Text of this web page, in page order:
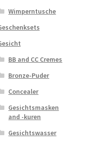
Wimperntusche
BB and CC Cremes
Bronze-Puder
Concealer
Gesichtsmasken
and -kuren
Gesichtswasser